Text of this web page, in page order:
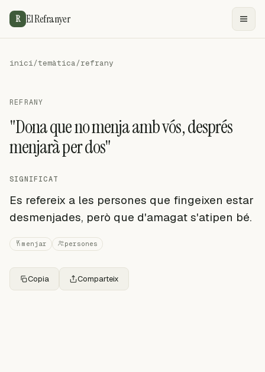
R El Refranyer
inici/temàtica/refrany
REFRANY
"Dona que no menja amb vós, després
menjarà per dos"
SIGNIFICAT
Es refereix a les persones que fingeixen estar
desmenjades, però que d'amagat s'atipen bé.
menjar persones
Copia Comparteix